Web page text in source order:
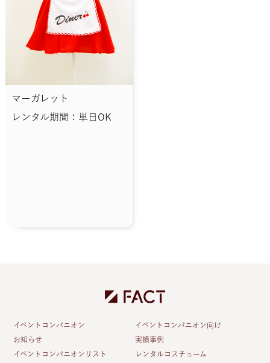
マーガレット
レンタル期間：単日OK
イベントコンパニオン
イベントコンパニオン向け
お知らせ
実績事例
イベントコンパニオンリスト
レンタルコスチューム